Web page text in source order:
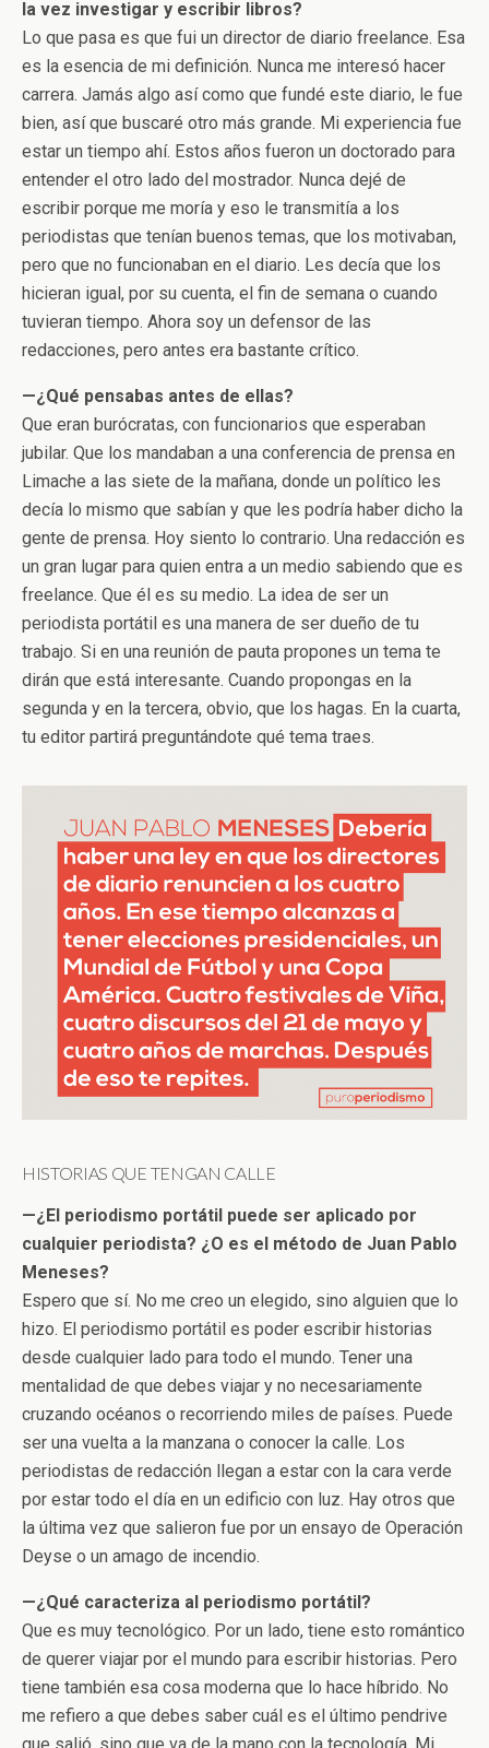
la vez investigar y escribir libros?
Lo que pasa es que fui un director de diario freelance. Esa
es la esencia de mi definición. Nunca me interesó hacer
carrera. Jamás algo así como que fundé este diario, le fue
bien, así que buscaré otro más grande. Mi experiencia fue
estar un tiempo ahí. Estos años fueron un doctorado para
entender el otro lado del mostrador. Nunca dejé de
escribir porque me moría y eso le transmitía a los
periodistas que tenían buenos temas, que los motivaban,
pero que no funcionaban en el diario. Les decía que los
hicieran igual, por su cuenta, el fin de semana o cuando
tuvieran tiempo. Ahora soy un defensor de las
redacciones, pero antes era bastante crítico.
—¿Qué pensabas antes de ellas?
Que eran burócratas, con funcionarios que esperaban
jubilar. Que los mandaban a una conferencia de prensa en
Limache a las siete de la mañana, donde un político les
decía lo mismo que sabían y que les podría haber dicho la
gente de prensa. Hoy siento lo contrario. Una redacción es
un gran lugar para quien entra a un medio sabiendo que es
freelance. Que él es su medio. La idea de ser un
periodista portátil es una manera de ser dueño de tu
trabajo. Si en una reunión de pauta propones un tema te
dirán que está interesante. Cuando propongas en la
segunda y en la tercera, obvio, que los hagas. En la cuarta,
tu editor partirá preguntándote qué tema traes.
HISTORIAS QUE TENGAN CALLE
—¿El periodismo portátil puede ser aplicado por
cualquier periodista? ¿O es el método de Juan Pablo
Meneses?
Espero que sí. No me creo un elegido, sino alguien que lo
hizo. El periodismo portátil es poder escribir historias
desde cualquier lado para todo el mundo. Tener una
mentalidad de que debes viajar y no necesariamente
cruzando océanos o recorriendo miles de países. Puede
ser una vuelta a la manzana o conocer la calle. Los
periodistas de redacción llegan a estar con la cara verde
por estar todo el día en un edificio con luz. Hay otros que
la última vez que salieron fue por un ensayo de Operación
Deyse o un amago de incendio.
—¿Qué caracteriza al periodismo portátil?
Que es muy tecnológico. Por un lado, tiene esto romántico
de querer viajar por el mundo para escribir historias. Pero
tiene también esa cosa moderna que lo hace híbrido. No
me refiero a que debes saber cuál es el último pendrive